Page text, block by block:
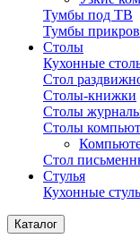
Тумбы под ТВ
Тумбы
Столы
Кухонные
Стол
Столы-книжки
Столы
Столы
Стол
Стулья
Кухонные
Каталог